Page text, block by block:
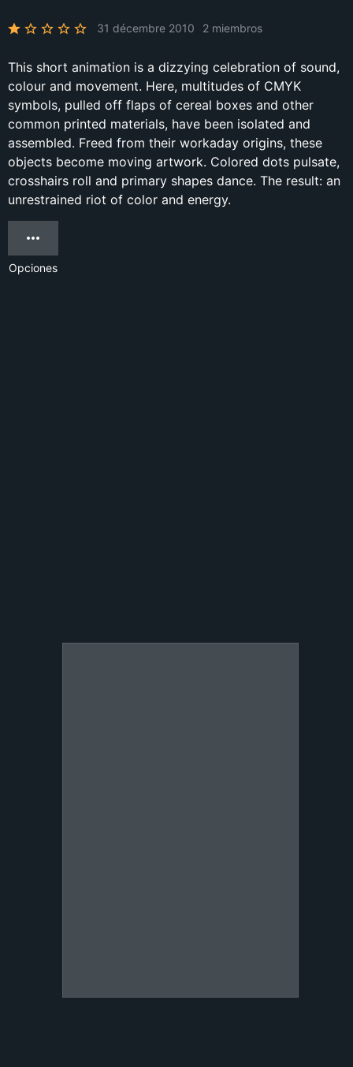
31 décembre 2010 2 miembros
This short animation is a dizzying celebration of sound,
colour and movement. Here, multitudes of CMYK
symbols, pulled off flaps of cereal boxes and other
common printed materials, have been isolated and
assembled. Freed from their workaday origins, these
objects become moving artwork. Colored dots pulsate,
crosshairs roll and primary shapes dance. The result: an
unrestrained riot of color and energy.
Opciones